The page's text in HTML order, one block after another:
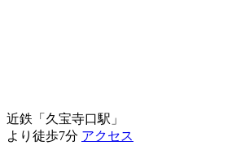
近鉄「久宝寺口駅」
より徒歩7分 アクセス